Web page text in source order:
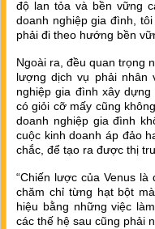
độ lan tỏa và bền vững
doanh nghiệp gia đình,
phải đi theo hướng bền
Ngoài ra, đều quan trọng
lượng dịch vụ phải nhân
nghiệp gia đình xây
có giỏi cỡ mấy cũng
doanh nghiệp gia đình
cuộc kinh doanh áp đảo
chắc, để tạo ra được thị
“Chiến lược của Venus
chăm chỉ từng hạt bột
hiệu bằng những việc
các thế hệ sau cũng phải